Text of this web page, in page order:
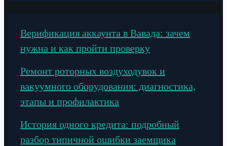
Верификация аккаунта в Вавада: зачем
нужна и как пройти проверку
Ремонт роторных воздуходувок и
вакуумного оборудования: диагностика,
этапы и профилактика
История одного кредита: подробный
разбор типичной ошибки заемщика